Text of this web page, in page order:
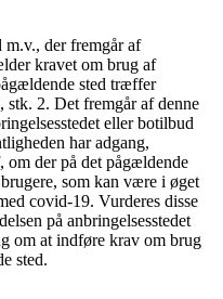
m.v., der fremgår af
kravet om brug af
sted træffer
stk. 2. Det fremgår af denne
eller botilbud
har adgang,
om der på det pågældende
som kan være i øget
covid-19. Vurderes disse
på anbringelsesstedet
om at indføre krav om brug
sted.